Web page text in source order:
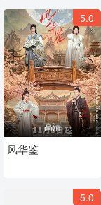
5.0
高清
风华鉴
5.0